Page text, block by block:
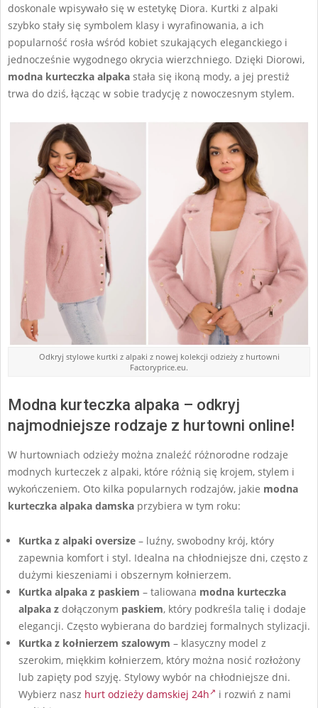
doskonale wpisywało się w estetykę Diora. Kurtki z alpaki
szybko stały się symbolem klasy i wyrafinowania, a ich
popularność rosła wśród kobiet szukających eleganckiego i
jednocześnie wygodnego okrycia wierzchniego. Dzięki Diorowi,
modna kurteczka alpaka stała się ikoną mody, a jej prestiż
trwa do dziś, łącząc w sobie tradycję z nowoczesnym stylem.
Odkryj stylowe kurtki z alpaki z nowej kolekcji odzieży z hurtowni
Factoryprice.eu.
Modna kurteczka alpaka – odkryj
najmodniejsze rodzaje z hurtowni online!
W hurtowniach odzieży można znaleźć różnorodne rodzaje
modnych kurteczek z alpaki, które różnią się krojem, stylem i
wykończeniem. Oto kilka popularnych rodzajów, jakie modna
kurteczka alpaka damska przybiera w tym roku:
Kurtka z alpaki oversize – luźny, swobodny krój, który
zapewnia komfort i styl. Idealna na chłodniejsze dni, często z
dużymi kieszeniami i obszernym kołnierzem.
Kurtka alpaka z paskiem – taliowana modna kurteczka
alpaka z dołączonym paskiem, który podkreśla talię i dodaje
elegancji. Często wybierana do bardziej formalnych stylizacji.
Kurtka z kołnierzem szalowym – klasyczny model z
szerokim, miękkim kołnierzem, który można nosić rozłożony
lub zapięty pod szyję. Stylowy wybór na chłodniejsze dni.
Wybierz nasz hurt odzieży damskiej 24h
i rozwiń z nami